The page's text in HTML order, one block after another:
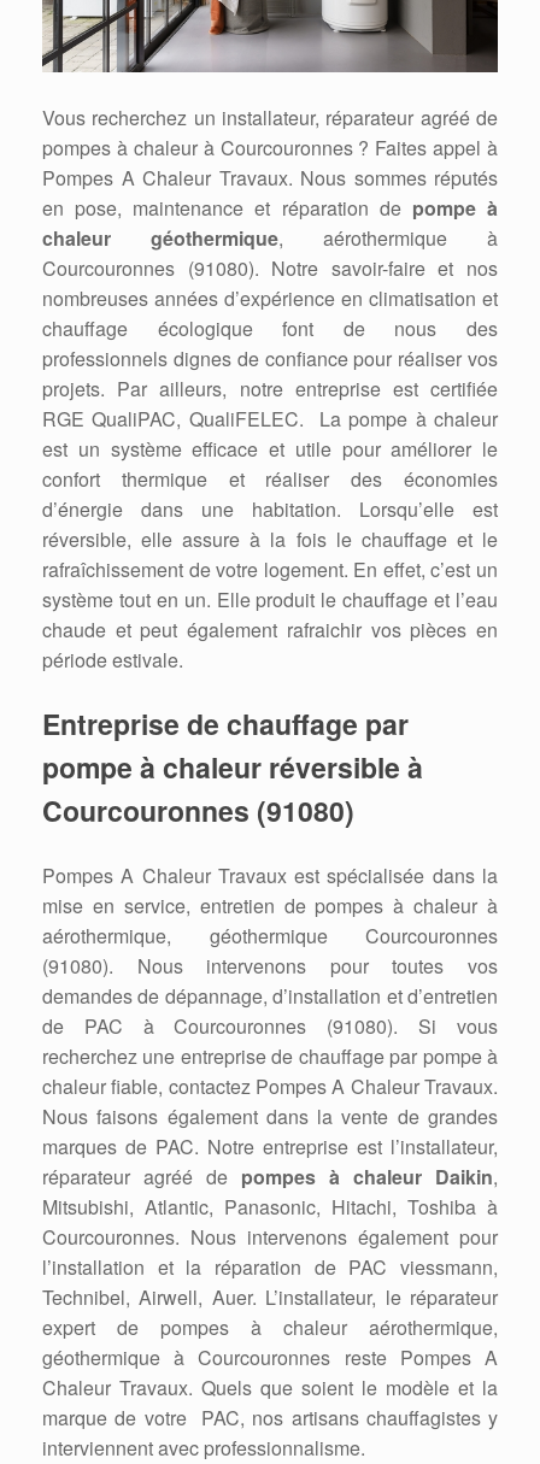
Vous recherchez un installateur, réparateur agréé de
pompes à chaleur à Courcouronnes ? Faites appel à
Pompes A Chaleur Travaux. Nous sommes réputés
en pose, maintenance et réparation de pompe à
chaleur géothermique, aérothermique à
Courcouronnes (91080). Notre savoir-faire et nos
nombreuses années d’expérience en climatisation et
chauffage écologique font de nous des
professionnels dignes de confiance pour réaliser vos
projets. Par ailleurs, notre entreprise est certifiée
RGE QualiPAC, QualiFELEC. La pompe à chaleur
est un système efficace et utile pour améliorer le
confort thermique et réaliser des économies
d’énergie dans une habitation. Lorsqu’elle est
réversible, elle assure à la fois le chauffage et le
rafraîchissement de votre logement. En effet, c’est un
système tout en un. Elle produit le chauffage et l’eau
chaude et peut également rafraichir vos pièces en
période estivale.
Entreprise de chauffage par
pompe à chaleur réversible à
Courcouronnes (91080)
Pompes A Chaleur Travaux est spécialisée dans la
mise en service, entretien de pompes à chaleur à
aérothermique, géothermique Courcouronnes
(91080). Nous intervenons pour toutes vos
demandes de dépannage, d’installation et d’entretien
de PAC à Courcouronnes (91080). Si vous
recherchez une entreprise de chauffage par pompe à
chaleur fiable, contactez Pompes A Chaleur Travaux.
Nous faisons également dans la vente de grandes
marques de PAC. Notre entreprise est l’installateur,
réparateur agréé de pompes à chaleur Daikin,
Mitsubishi, Atlantic, Panasonic, Hitachi, Toshiba à
Courcouronnes. Nous intervenons également pour
l’installation et la réparation de PAC viessmann,
Technibel, Airwell, Auer. L’installateur, le réparateur
expert de pompes à chaleur aérothermique,
géothermique à Courcouronnes reste Pompes A
Chaleur Travaux. Quels que soient le modèle et la
marque de votre PAC, nos artisans chauffagistes y
interviennent avec professionnalisme.